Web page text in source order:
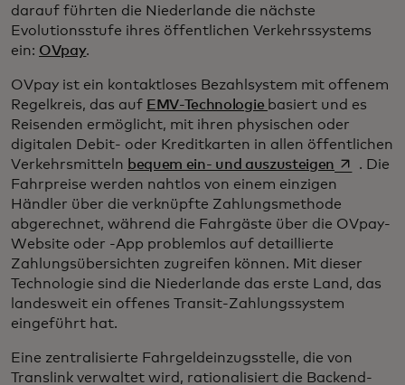
darauf führten die Niederlande die nächste
Evolutionsstufe ihres öffentlichen Verkehrssystems
ein: OVpay.
OVpay ist ein kontaktloses Bezahlsystem mit offenem
Regelkreis, das auf EMV-Technologie basiert und es
Reisenden ermöglicht, mit ihren physischen oder
digitalen Debit- oder Kreditkarten in allen öffentlichen
Verkehrsmitteln bequem ein- und auszusteigen wird in
. Die
Fahrpreise werden nahtlos von einem einzigen
Händler über die verknüpfte Zahlungsmethode
abgerechnet, während die Fahrgäste über die OVpay-
Website oder -App problemlos auf detaillierte
Zahlungsübersichten zugreifen können. Mit dieser
Technologie sind die Niederlande das erste Land, das
landesweit ein offenes Transit-Zahlungssystem
eingeführt hat.
Eine zentralisierte Fahrgeldeinzugsstelle, die von
Translink verwaltet wird, rationalisiert die Backend-